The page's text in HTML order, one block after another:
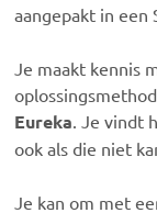
aangepakt in een
Je maakt kennis
Eureka. Je vindt
ook als die niet
Je kan om met